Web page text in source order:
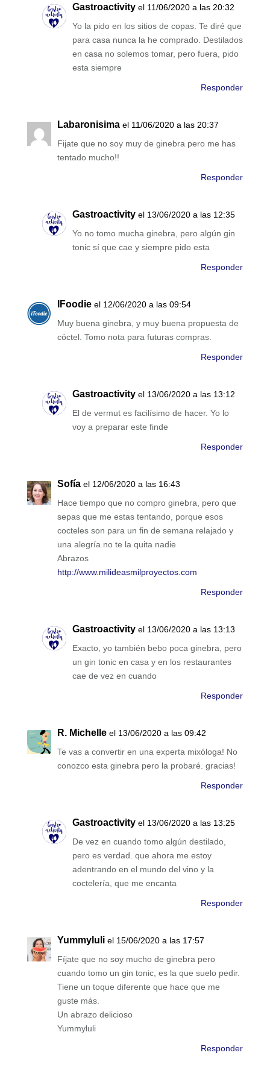
Gastroactivity el 11/06/2020 a las 20:32
Yo la pido en los sitios de copas. Te diré que
para casa nunca la he comprado. Destilados
en casa no solemos tomar, pero fuera, pido
esta siempre
Responder
Labaronisima el 11/06/2020 a las 20:37
Fijate que no soy muy de ginebra pero me has
tentado mucho!!
Responder
Gastroactivity el 13/06/2020 a las 12:35
Yo no tomo mucha ginebra, pero algún gin
tonic sí que cae y siempre pido esta
Responder
IFoodie el 12/06/2020 a las 09:54
Muy buena ginebra, y muy buena propuesta de
cóctel. Tomo nota para futuras compras.
Responder
Gastroactivity el 13/06/2020 a las 13:12
El de vermut es facilísimo de hacer. Yo lo
voy a preparar este finde
Responder
Sofía el 12/06/2020 a las 16:43
Hace tiempo que no compro ginebra, pero que
sepas que me estas tentando, porque esos
cocteles son para un fin de semana relajado y
una alegría no te la quita nadie
Abrazos
http://www.milideasmilproyectos.com
Responder
Gastroactivity el 13/06/2020 a las 13:13
Exacto, yo también bebo poca ginebra, pero
un gin tonic en casa y en los restaurantes
cae de vez en cuando
Responder
R. Michelle el 13/06/2020 a las 09:42
Te vas a convertir en una experta mixóloga! No
conozco esta ginebra pero la probaré. gracias!
Responder
Gastroactivity el 13/06/2020 a las 13:25
De vez en cuando tomo algún destilado,
pero es verdad. que ahora me estoy
adentrando en el mundo del vino y la
coctelería, que me encanta
Responder
Yummyluli el 15/06/2020 a las 17:57
Fíjate que no soy mucho de ginebra pero
cuando tomo un gin tonic, es la que suelo pedir.
Tiene un toque diferente que hace que me
guste más.
Un abrazo delicioso
Yummyluli
Responder